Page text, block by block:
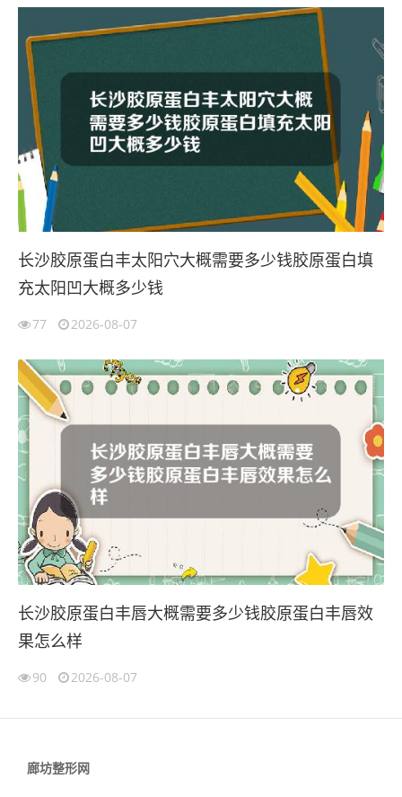
长沙胶原蛋白丰太阳穴大概需要多少钱胶原蛋白填
充太阳凹大概多少钱
77 2026-08-07
长沙胶原蛋白丰唇大概需要多少钱胶原蛋白丰唇效
果怎么样
90 2026-08-07
廊坊整形网